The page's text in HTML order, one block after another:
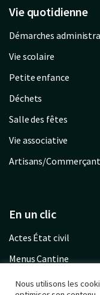
Vie quotidienne
Démarches
Vie scolaire
Petite enfance
Déchets
Salle des fêtes
Vie associative
Artisans/
En un clic
Actes État civil
Menus Cantine
Garderie communale
Nous utilisons les